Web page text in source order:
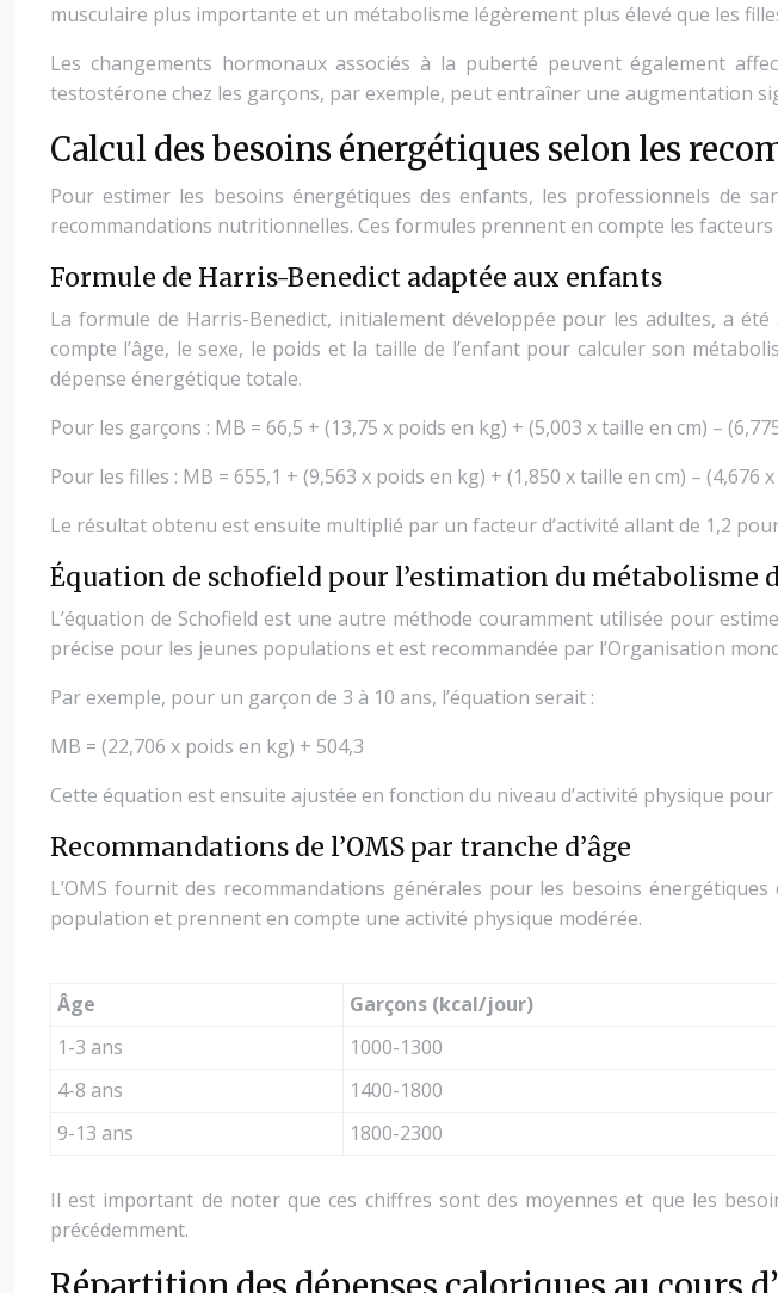
musculaire plus importante et un métabolisme légèrement plus élevé que les
Les changements hormonaux associés à la puberté peuvent également
testostérone chez les garçons, par exemple, peut entraîner une augmentation
Calcul des besoins énergétiques selon les
Pour estimer les besoins énergétiques des enfants, les professionnels de
recommandations nutritionnelles. Ces formules prennent en compte les
Formule de Harris-Benedict adaptée aux enfants
La formule de Harris-Benedict, initialement développée pour les adultes, a
compte l’âge, le sexe, le poids et la taille de l’enfant pour calculer son
dépense énergétique totale.
Pour les garçons : MB = 66,5 + (13,75 x poids en kg) + (5,003 x taille en cm) –
Pour les filles : MB = 655,1 + (9,563 x poids en kg) + (1,850 x taille en cm) – (4,676
Le résultat obtenu est ensuite multiplié par un facteur d’activité allant de 1,2
Équation de schofield pour l’estimation du métabolisme
L’équation de Schofield est une autre méthode couramment utilisée pour
précise pour les jeunes populations et est recommandée par l’Organisation
Par exemple, pour un garçon de 3 à 10 ans, l’équation serait :
MB = (22,706 x poids en kg) + 504,3
Cette équation est ensuite ajustée en fonction du niveau d’activité physique
Recommandations de l’OMS par tranche d’âge
L’OMS fournit des recommandations générales pour les besoins
population et prennent en compte une activité physique modérée.
Âge Garçons (kcal/jour)
1-3 ans
1000-1300
4-8 ans
1400-1800
9-13 ans
1800-2300
Il est important de noter que ces chiffres sont des moyennes et que les
précédemment.